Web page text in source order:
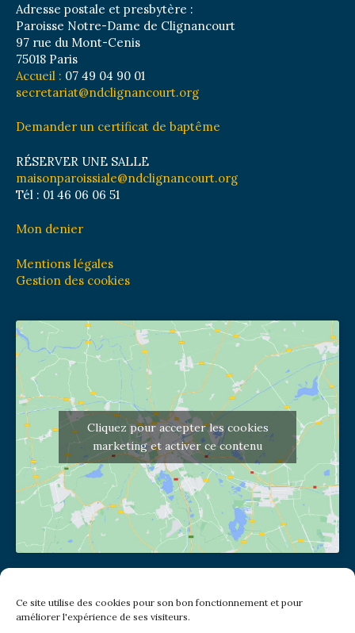
Ce site utilise des cookies pour son bon fonctionnement et pour
améliorer l'expérience de ses visiteurs.
Adresse postale et presbytère :
Paroisse Notre-Dame de Clignancourt
97 rue du Mont-Cenis
75018 Paris
Accueil : 07 49 04 90 01
secretariat@ndclignancourt.org
Demander un certificat de baptême
RÉSERVER UNE SALLE
maisonparoissiale@ndclignancourt.org
Tél : 01 46 06 06 51
Mon denier
Mentions légales
Gestion des cookies
Cliquez pour accepter les cookies
marketing et activer ce contenu
(pas de courrier à cette adresse)